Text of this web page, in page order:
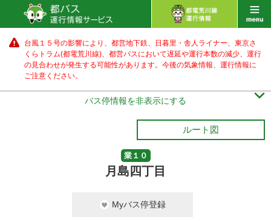
台風１５号の影響により、都営地下鉄、日暮里・舎人ライナー、東京さ
くらトラム(都電荒川線)、都営バスにおいて遅延や運行本数の減少、運行
の見合わせが発生する可能性があります。 今後の気象情報、運行情報に
ご注意ください。
バス停情報を非表示にする 
ルート図
業１０
月島四丁目
Myバス停登録